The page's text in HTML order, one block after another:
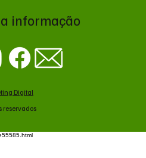
informação
Digital
reservados